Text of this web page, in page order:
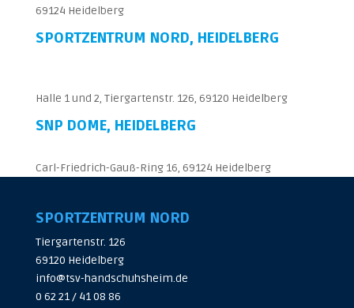
69124 Heidelberg
SPORTZENTRUM NORD, HEIDELBERG
Halle 1 und 2, Tiergartenstr. 126, 69120 Heidelberg
SNP DOME, HEIDELBERG
Carl-Friedrich-Gauß-Ring 16, 69124 Heidelberg
SPORTZENTRUM NORD
Tiergartenstr. 126
69120 Heidelberg
info@tsv-handschuhsheim.de
0 62 21 / 41 08 86